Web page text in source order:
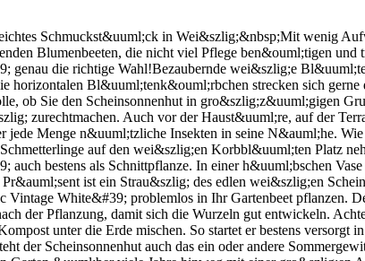
Schmuckst&uuml;ck in Wei&szlig;&nbsp;Mit wenig
Blumenbeeten, die nicht viel Pflege ben&ouml;tigen und
genau die richtige Wahl!Bezaubernde wei&szlig;e
Bl&uuml;tenk&ouml;rbchen strecken sich gerne
ob Sie den Scheinsonnenhut in gro&szlig;z&uuml;gigen
zurechtmachen. Auch vor der Haust&uuml;re, auf der
Menge n&uuml;tzliche Insekten in seine N&auml;he.
auf den wei&szlig;en Korbbl&uuml;ten Platz
bestens als Schnittpflanze. In einer h&uuml;bschen
ist ein Strau&szlig; des edlen wei&szlig;en
White&#39; problemlos in Ihr Gartenbeet pflanzen.
der Pflanzung, damit sich die Wurzeln gut entwickeln.
unter die Erde mischen. So startet er bestens versorgt
der Scheinsonnenhut auch das ein oder andere